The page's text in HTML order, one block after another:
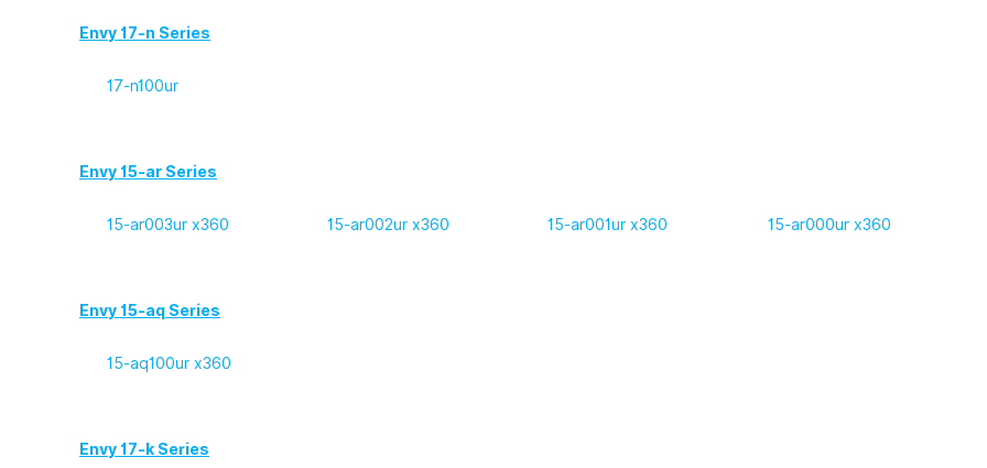
Envy 17-n Series
17-n100ur
Envy 15-ar Series
15-ar003ur x360 15-ar002ur x360 15-ar001ur x360 15-ar000ur x360
Envy 15-aq Series
15-aq100ur x360
Envy 17-k Series